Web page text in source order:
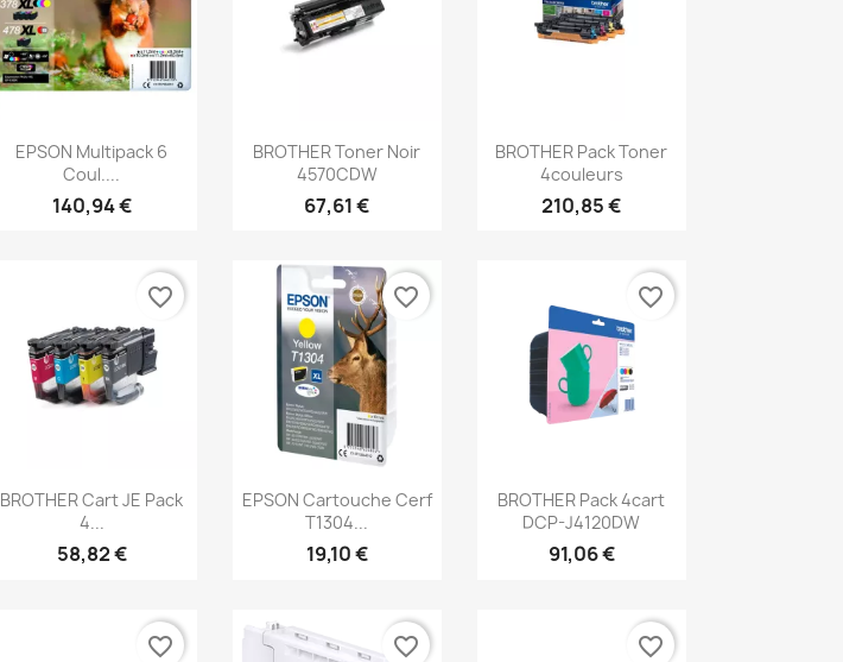
Aperçu rapide
EPSON Multipack 6
Coul....
140,94 €
Aperçu rapide
BROTHER Toner Noir
4570CDW
67,61 €
Aperçu rapide
BROTHER Pack Toner
4couleurs
210,85 €
Aperçu rapide
BROTHER Cart JE Pack
4...
58,82 €
favorite_border
Aperçu rapide
EPSON Cartouche Cerf
T1304...
19,10 €
favorite_border
Aperçu rapide
BROTHER Pack 4cart
DCP-J4120DW
91,06 €
favorite_border
favorite_border favorite_border favorite_border